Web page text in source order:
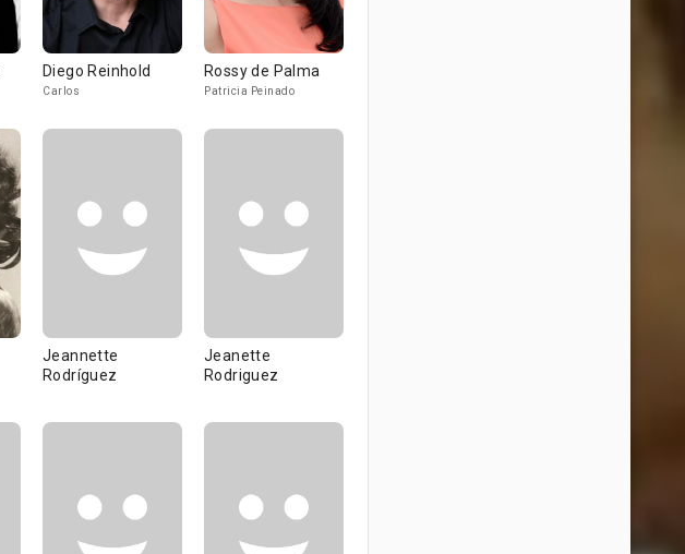
Diego Reinhold
Carlos
Rossy de Palma
Patricia Peinado
Jeannette
Rodríguez
Jeanette
Rodriguez